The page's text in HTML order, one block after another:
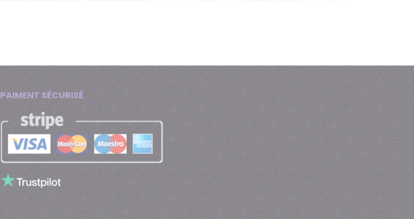
PAIMENT SÉCURISÉ